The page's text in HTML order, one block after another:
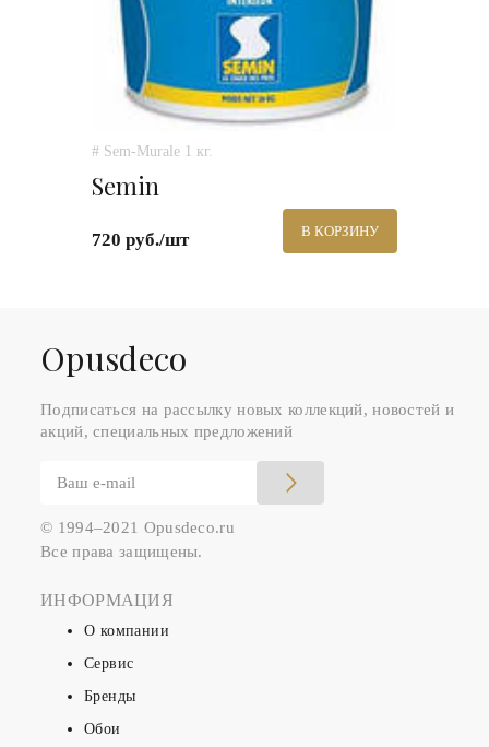
# Sem-Murale 1 кг.
Semin
720 руб./шт В КОРЗИНУ
Оpusdeco
Подписаться на рассылку новых коллекций, новостей и
акций, специальных предложений
© 1994–2021 Opusdeco.ru
Все права защищены.
ИНФОРМАЦИЯ
О компании
Сервис
Бренды
Обои